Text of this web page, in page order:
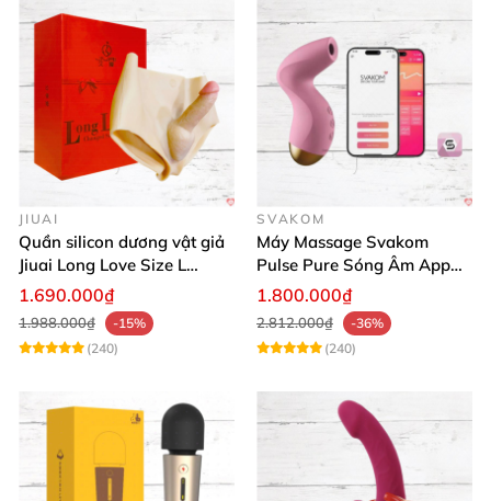
JIUAI
Quần silicon dương vật giả
Jiuai Long Love Size L
thăng hoa
1.690.000₫
1.988.000₫
-15%
(240)
SVAKOM
Máy Massage Svakom
Pulse Pure Sóng Âm App
Điều Khiển Hiện Đại
1.800.000₫
2.812.000₫
-36%
(240)